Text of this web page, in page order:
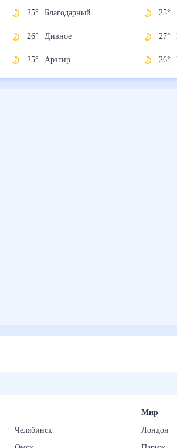
25° Благодарный
26° Дивное
25° Арзгир
25°
27°
26°
Челябинск
Мир
Лондон